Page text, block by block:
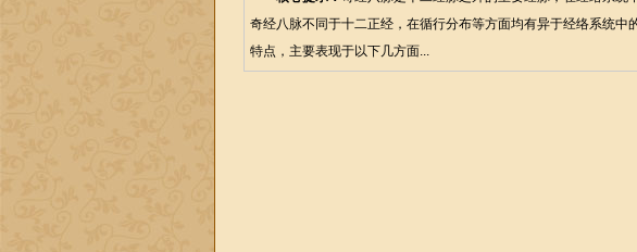
奇经八脉不同于十二正经，在循行分布等方面均有异于经络系统中
特点，主要表现于以下几方面...